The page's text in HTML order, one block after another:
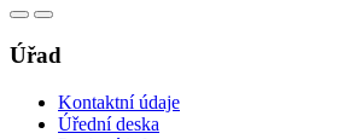
Úřad
Kontaktní údaje
Úřední deska